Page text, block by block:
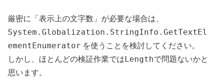
厳密に「表示上の文字数」が必要な場合は、
System.Globalization.StringInfo.GetTextEl
ementEnumerator を使うことを検討してください。
しかし、ほとんどの検証作業では Lengthで問題ないかと
思います。